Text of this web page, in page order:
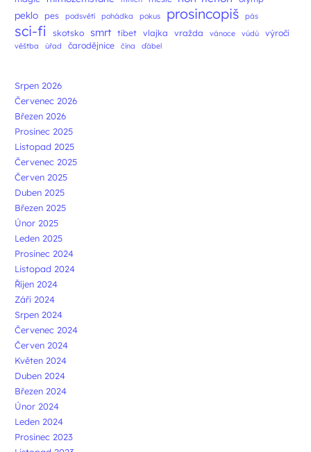
peklo pes podsvětí pohádka pokus prosincopiš pás
sci-fi skotsko smrt tibet vlajka vražda vánoce vúdú výročí
věštba úřad čarodějnice čína ďábel
Srpen 2026
Červenec 2026
Březen 2026
Prosinec 2025
Listopad 2025
Červenec 2025
Červen 2025
Duben 2025
Březen 2025
Únor 2025
Leden 2025
Prosinec 2024
Listopad 2024
Říjen 2024
Září 2024
Srpen 2024
Červenec 2024
Červen 2024
Květen 2024
Duben 2024
Březen 2024
Únor 2024
Leden 2024
Prosinec 2023